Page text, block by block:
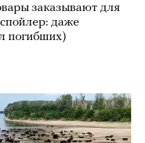
заказывают для
даже
погибших)